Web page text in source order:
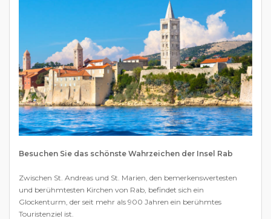
Besuchen Sie das schönste Wahrzeichen der Insel Rab
Zwischen St. Andreas und St. Marien, den bemerkenswertesten
und berühmtesten Kirchen von Rab, befindet sich ein
Glockenturm, der seit mehr als 900 Jahren ein berühmtes
Touristenziel ist.